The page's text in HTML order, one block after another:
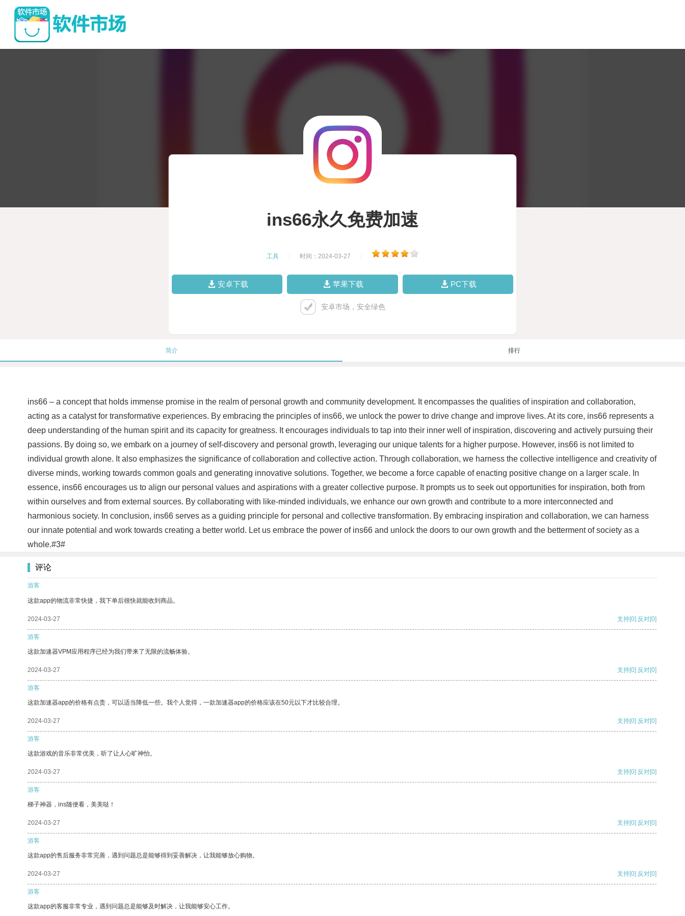
ins66永久免费加速
工具 时间：2024-03-27
安卓下载 苹果下载 PC下载
安卓市场，安全绿色
简介 排行
ins66 – a concept that holds immense promise in the realm of personal growth and community development. It encompasses the qualities of inspiration and collaboration,
acting as a catalyst for transformative experiences. By embracing the principles of ins66, we unlock the power to drive change and improve lives. At its core, ins66 represents a
deep understanding of the human spirit and its capacity for greatness. It encourages individuals to tap into their inner well of inspiration, discovering and actively pursuing their
passions. By doing so, we embark on a journey of self-discovery and personal growth, leveraging our unique talents for a higher purpose. However, ins66 is not limited to
individual growth alone. It also emphasizes the significance of collaboration and collective action. Through collaboration, we harness the collective intelligence and creativity of
diverse minds, working towards common goals and generating innovative solutions. Together, we become a force capable of enacting positive change on a larger scale. In
essence, ins66 encourages us to align our personal values and aspirations with a greater collective purpose. It prompts us to seek out opportunities for inspiration, both from
within ourselves and from external sources. By collaborating with like-minded individuals, we enhance our own growth and contribute to a more interconnected and
harmonious society. In conclusion, ins66 serves as a guiding principle for personal and collective transformation. By embracing inspiration and collaboration, we can harness
our innate potential and work towards creating a better world. Let us embrace the power of ins66 and unlock the doors to our own growth and the betterment of society as a
whole.#3#
评论
游客
这款app的物流非常快捷，我下单后很快就能收到商品。
2024-03-27 支持[0] 反对[0]
游客
这款加速器VPM应用程序已经为我们带来了无限的流畅体验。
2024-03-27 支持[0] 反对[0]
游客
这款加速器app的价格有点贵，可以适当降低一些。我个人觉得，一款加速器app的价格应该在50元以下才比较合理。
2024-03-27 支持[0] 反对[0]
游客
这款游戏的音乐非常优美，听了让人心旷神怡。
2024-03-27 支持[0] 反对[0]
游客
梯子神器，ins随便看，美美哒！
2024-03-27 支持[0] 反对[0]
游客
这款app的售后服务非常完善，遇到问题总是能够得到妥善解决，让我能够放心购物。
2024-03-27 支持[0] 反对[0]
游客
这款app的客服非常专业，遇到问题总是能够及时解决，让我能够安心工作。